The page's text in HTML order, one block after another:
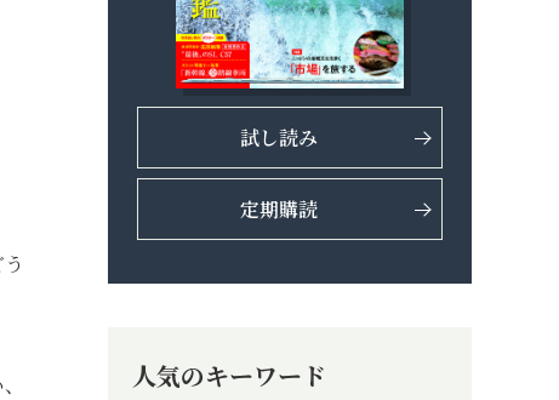
試し読み
定期購読
人気のキーワード